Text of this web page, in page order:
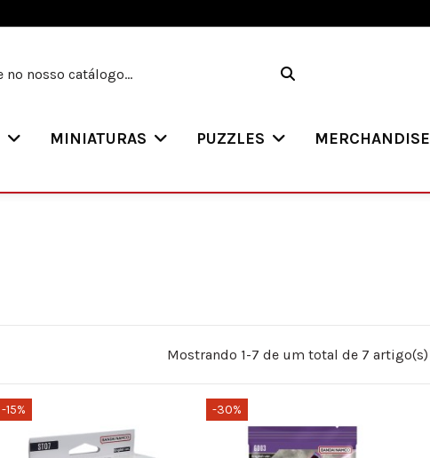
MINIATURAS PUZZLES MERCHANDISE
Mostrando 1-7 de um total de 7 artigo(s)
-15% -30%